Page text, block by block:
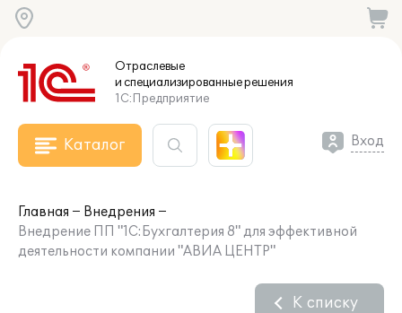
Отраслевые
и специализированныерешения
1С:Предприятие
Каталог Вход
Главная
Внедрения
Внедрение ПП "1С:Бухгалтерия 8" для эффективной
деятельности компании "АВИА ЦЕНТР"
К списку